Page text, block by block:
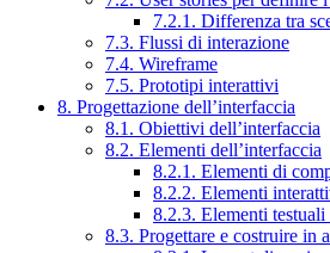
7.2.1. Differenza tra
7.3. Flussi di interazione
7.4. Wireframe
7.5. Prototipi interattivi
8. Progettazione dell’interfaccia
8.1. Obiettivi dell’interfaccia
8.2. Elementi dell’interfaccia
8.2.1. Elementi di
8.2.2. Elementi
8.2.3. Elementi
8.3. Progettare e costruire in